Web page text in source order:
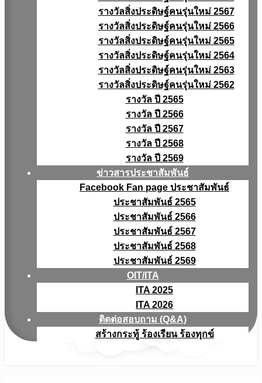
รางวัลสิ่งประดิษฐ์คนรุ่นใหม่ 2567
รางวัลสิ่งประดิษฐ์คนรุ่นใหม่ 2566
รางวัลสิ่งประดิษฐ์คนรุ่นใหม่ 2565
รางวัลสิ่งประดิษฐ์คนรุ่นใหม่ 2564
รางวัลสิ่งประดิษฐ์คนรุ่นใหม่ 2563
รางวัลสิ่งประดิษฐ์คนรุ่นใหม่ 2562
รางวัล ปี 2565
รางวัล ปี 2566
รางวัล ปี 2567
รางวัล ปี 2568
รางวัล ปี 2569
ข่าวสารประชาสัมพันธ์
Facebook Fan page ประชาสัมพันธ์
ประชาสัมพันธ์ 2565
ประชาสัมพันธ์ 2566
ประชาสัมพันธ์ 2567
ประชาสัมพันธ์ 2568
ประชาสัมพันธ์ 2569
OIT/ITA
ITA 2025
ITA 2026
ติดต่อสอบถาม (Q&A)
สร้างกระทู้ ร้องเรียน ร้องทุกข์